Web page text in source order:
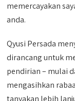
memercayakan
anda.
Qyusi Persada
dirancang untuk
pendirian – mulai
mengasihkan
tanyakan lebih